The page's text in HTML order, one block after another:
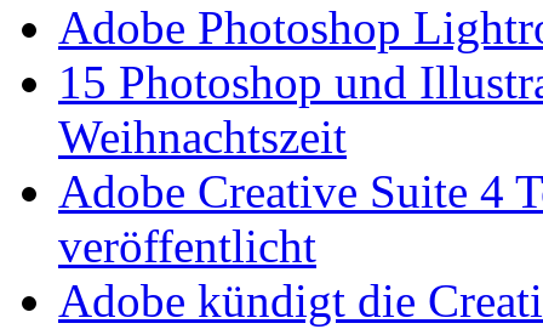
Adobe Photoshop
15 Photoshop und
Weihnachtszeit
Adobe Creative Suite 4
veröffentlicht
Adobe kündigt die